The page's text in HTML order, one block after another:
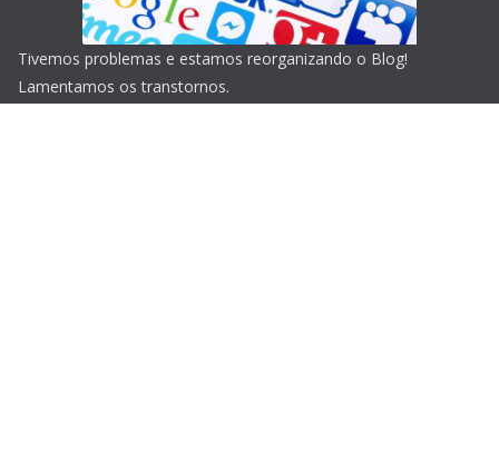
Tivemos problemas e estamos reorganizando o Blog!
Lamentamos os transtornos.